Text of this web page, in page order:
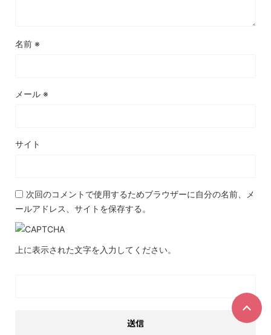
名前 ※
メール ※
サイト
次回のコメントで使用するためブラウザーに自分の名前、メ
ールアドレス、サイトを保存する。
上に表示された文字を入力してください。